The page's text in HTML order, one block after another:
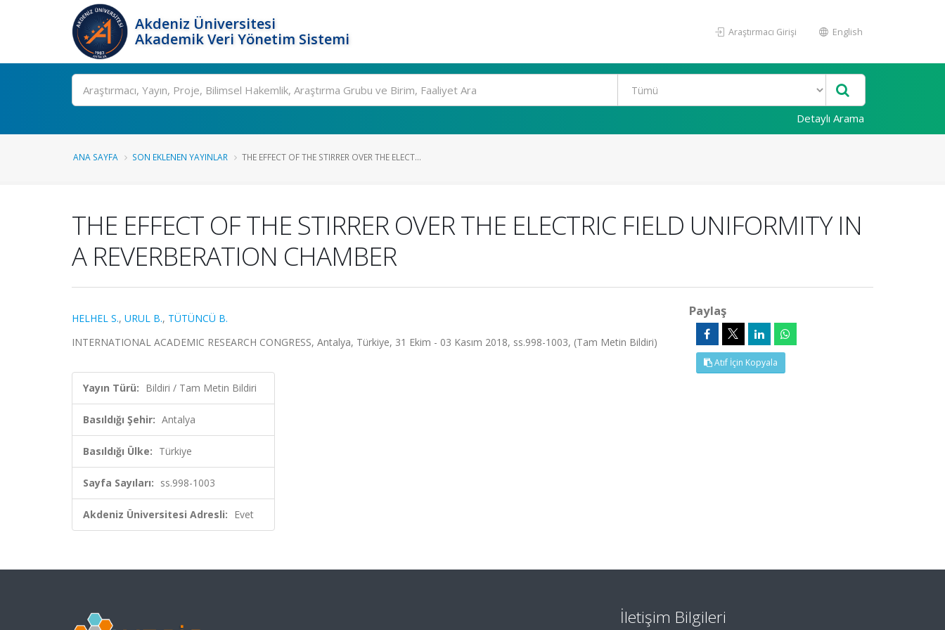
Akdeniz Üniversitesi
Akademik Veri Yönetim Sistemi
Araştırmacı Girişi English
Ara
Detaylı Arama
ANA SAYFA SON EKLENEN YAYINLAR THE EFFECT OF THE STIRRER OVER THE ELECT...
THE EFFECT OF THE STIRRER OVER THE ELECTRIC FIELD UNIFORMITY IN
A REVERBERATION CHAMBER
HELHEL S., URUL B., TÜTÜNCÜ B.
INTERNATIONAL ACADEMIC RESEARCH CONGRESS, Antalya, Türkiye, 31 Ekim - 03 Kasım 2018, ss.998-1003, (Tam Metin Bildiri)
Yayın Türü: Bildiri / Tam Metin Bildiri
Basıldığı Şehir: Antalya
Basıldığı Ülke: Türkiye
Sayfa Sayıları: ss.998-1003
Akdeniz Üniversitesi Adresli: Evet
Paylaş
Atıf İçin Kopyala
İletişim Bilgileri